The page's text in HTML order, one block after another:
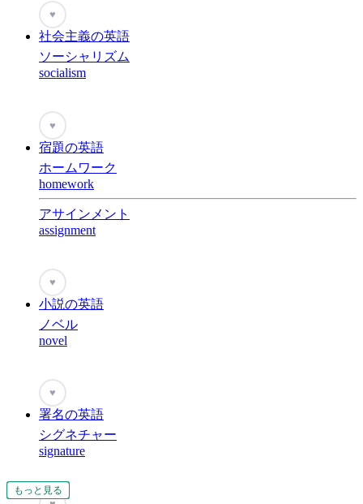
もっと見る
もっと見る
もっと見る
もっと見る
もっと見る
♥
社会主義の英語
ソーシャリズム
socialism
♥
宿題の英語
ホームワーク
homework
アサインメント
assignment
♥
小説の英語
ノベル
novel
もっと見る
♥
署名の英語
シグネチャー
signature
もっと見る
もっと見る
もっと見る
もっと見る
もっと見る
もっと見る
もっと見る
もっと見る
もっと見る